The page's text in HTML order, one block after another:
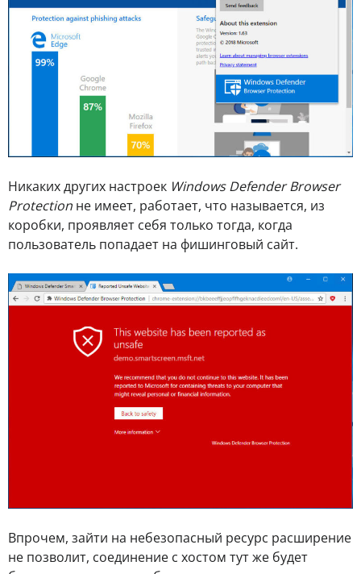
Никаких других настроек Windows Defender Browser
Protection не имеет, работает, что называется, из
коробки, проявляет себя только тогда, когда
пользователь попадает на фишинговый сайт.
Впрочем, зайти на небезопасный ресурс расширение
не позволит, соединение с хостом тут же будет